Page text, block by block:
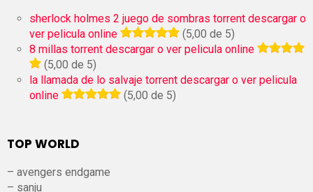
sherlock holmes 2 juego de sombras torrent descargar o
ver pelicula online
(5,00 de 5)
8 millas torrent descargar o ver pelicula online
(5,00 de 5)
la llamada de lo salvaje torrent descargar o ver pelicula
online
(5,00 de 5)
TOP WORLD
– avengers endgame
– sanju